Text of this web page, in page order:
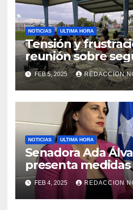
NOTICIAS ULTIMA HORA
Tensión y
reunión sobre
Reparto
FEB 5, 2025 REDACCION
NOTICIAS ULTIMA HORA
Senadora Ada
presenta
violencia en el
FEB 4, 2025 REDACCION